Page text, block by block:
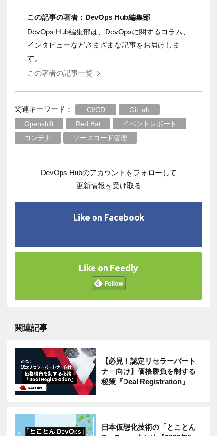
この記事の著者：DevOps Hub編集部
DevOps Hub編集部は、DevOpsに関するコラム、
インタビューなどさまざまな記事をお届けしま
す。
この著者の記事一覧
関連キーワード： CI/CD
GitLab
Openshift
Red Hat
イベントレポート
コンテナ
ソースコード管理
DevOps Hubのアカウントをフォローして
更新情報を受け取る
Like on Facebook
Like on Feedly
関連記事
【必見！認定リセラーパート
ナー向け】価格勝負を制する
秘策『Deal Registration』
日本仮想化技術の「とことん